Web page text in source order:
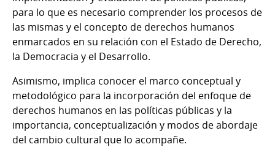
para lo que es necesario comprender los procesos de
las mismas y el concepto de derechos humanos
enmarcados en su relación con el Estado de Derecho,
la Democracia y el Desarrollo.
Asimismo, implica conocer el marco conceptual y
metodológico para la incorporación del enfoque de
derechos humanos en las políticas públicas y la
importancia, conceptualización y modos de abordaje
del cambio cultural que lo acompañe.